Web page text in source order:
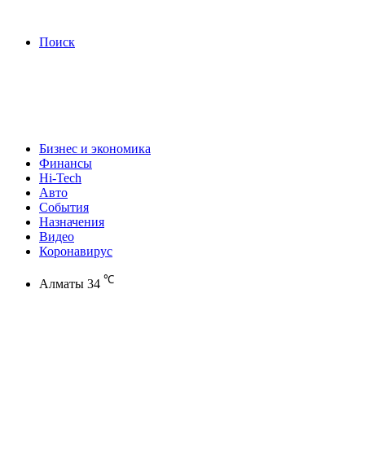
Поиск
Бизнес и экономика
Финансы
Hi-Tech
Авто
События
Назначения
Видео
Коронавирус
Алматы 34 ℃